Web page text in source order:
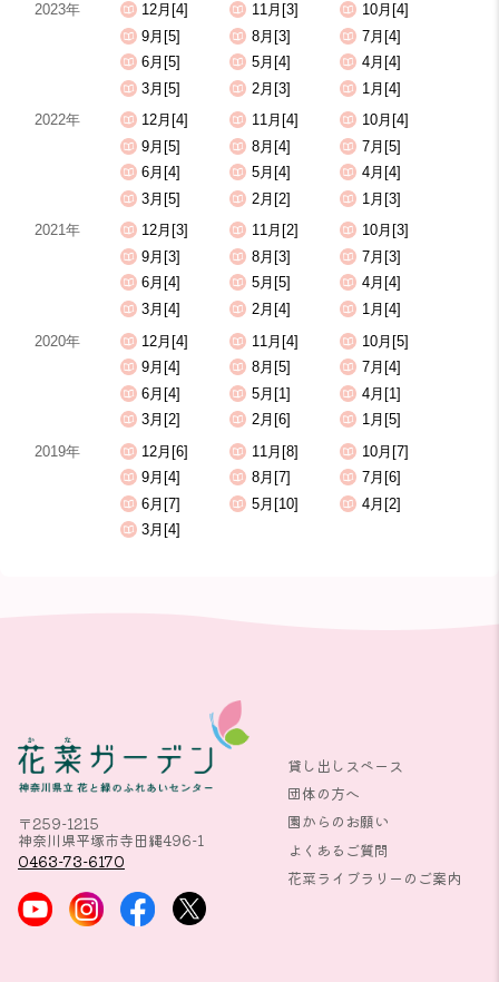
2023年
12月[4] 11月[3]
10月[4]
9月[5]
8月[3]
7月[4]
6月[5]
5月[4]
4月[4]
3月[5]
2月[3]
1月[4]
2022年
12月[4] 11月[4]
10月[4]
9月[5]
8月[4]
7月[5]
6月[4]
5月[4]
4月[4]
3月[5]
2月[2]
1月[3]
2021年
12月[3] 11月[2]
10月[3]
9月[3]
8月[3]
7月[3]
6月[4]
5月[5]
4月[4]
3月[4]
2月[4]
1月[4]
2020年
12月[4] 11月[4]
10月[5]
9月[4]
8月[5]
7月[4]
6月[4]
5月[1]
4月[1]
3月[2]
2月[6]
1月[5]
2019年
12月[6] 11月[8]
10月[7]
9月[4]
8月[7]
7月[6]
6月[7]
5月[10]
4月[2]
3月[4]
〒259-1215
神奈川県平塚市寺田縄496-1
0463-73-6170
貸し出しスペース
団体の方へ
園からのお願い
よくあるご質問
花菜ライブラリーのご案内